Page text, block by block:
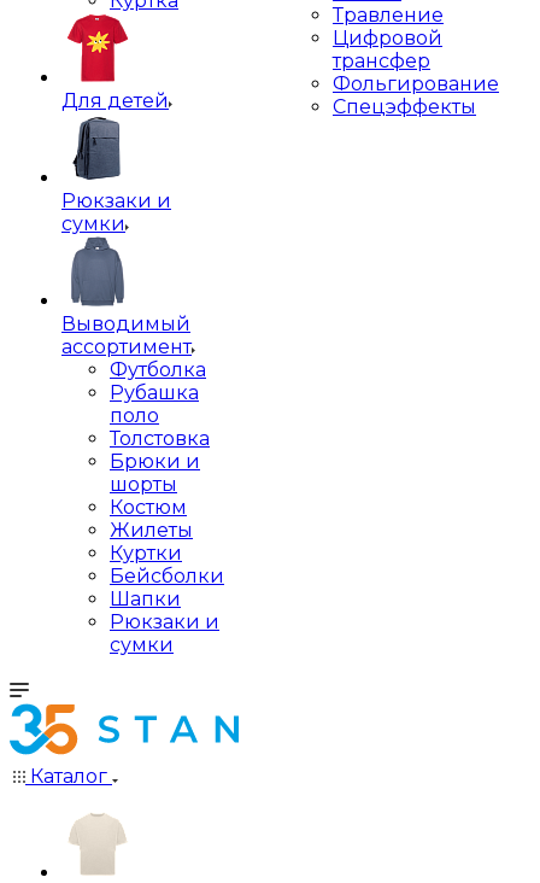
Для детей
Рюкзаки и
сумки
Выводимый
ассортимент
Футболка
Рубашка
поло
Толстовка
Брюки и
шорты
Костюм
Жилеты
Куртки
Бейсболки
Шапки
Рюкзаки и
сумки
Травление
Цифровой
трансфер
Фольгирование
Спецэффекты
Каталог